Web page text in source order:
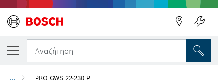
Αναζήτηση
... PRO GWS 22-230 P